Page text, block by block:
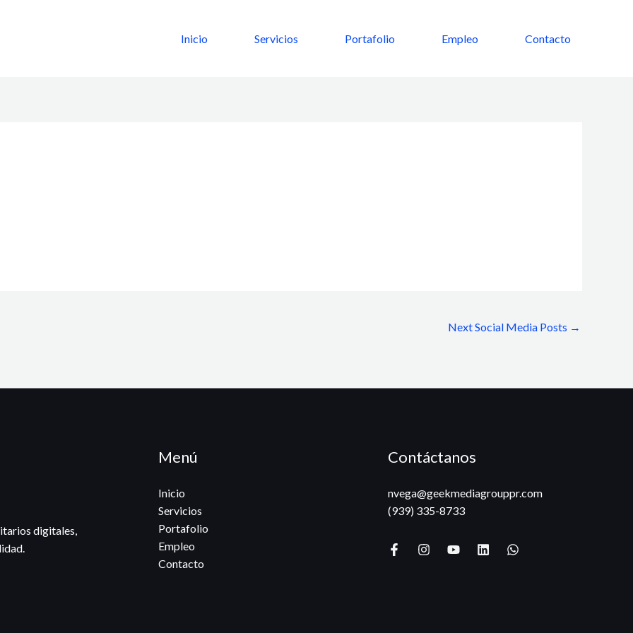
Inicio Servicios Portafolio Empleo Contacto
Next Social Media Posts →
digitales,
Menú
Inicio
Servicios
Portafolio
Empleo
Contacto
Contáctanos
nvega@geekmediagrouppr.com​
(939) 335-8733